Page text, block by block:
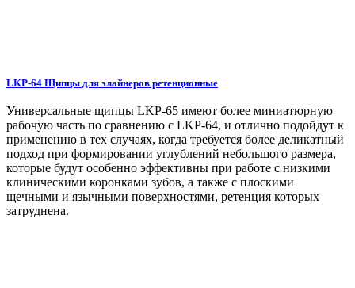
LKP-64 Щипцы для элайнеров ретенционные
Универсальные щипцы LKP-65 имеют более миниатюрную
рабочую часть по сравнению с LKP-64, и отлично подойдут к
применению в тех случаях, когда требуется более деликатный
подход при формировании углублений небольшого размера,
которые будут особенно эффективны при работе с низкими
клиническими коронками зубов, а также с плоскими
щечными и язычными поверхностями, ретенция которых
затруднена.